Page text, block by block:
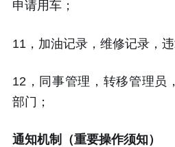
申请用车；
11，加油记录，维修记录，
12，同事管理，转移管理员
部门；
通知机制（重要操作须知）